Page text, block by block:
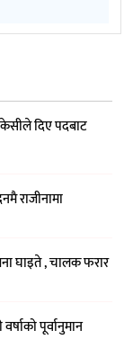
केसीले दिए पदबाट
राजीनामा
घाइते , चालक फरार
पूर्वानुमान